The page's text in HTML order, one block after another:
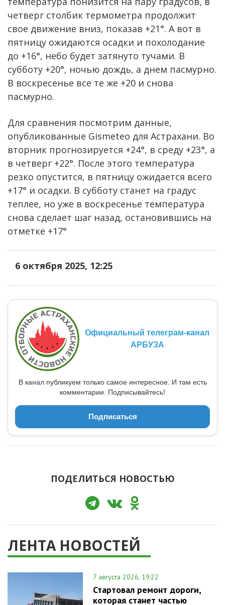
четверг столбик термометра продолжит
свое движение вниз, показав +21°. А вот в
пятницу ожидаются осадки и похолодание
до +16°, небо будет затянуто тучами. В
субботу +20°, ночью дождь, а днем пасмурно.
В воскресенье все те же +20 и снова
пасмурно.
Для сравнения посмотрим данные,
опубликованные Gismeteo для Астрахани. Во
вторник прогнозируется +24°, в среду +23°, а
в четверг +22°. После этого температура
резко опустится, в пятницу ожидается всего
+17° и осадки. В субботу станет на градус
теплее, но уже в воскресенье температура
снова сделает шаг назад, остановившись на
отметке +17°
6 октября 2025, 12:25
Официальный телеграм-канал
АРБУЗА
В канал публикуем только самое интересное. И там есть
комментарии. Подписывайтесь!
Подписаться
ПОДЕЛИТЬСЯ НОВОСТЬЮ
ЛЕНТА НОВОСТЕЙ
7 августа 2026, 19:22
Стартовал ремонт дороги,
которая станет частью